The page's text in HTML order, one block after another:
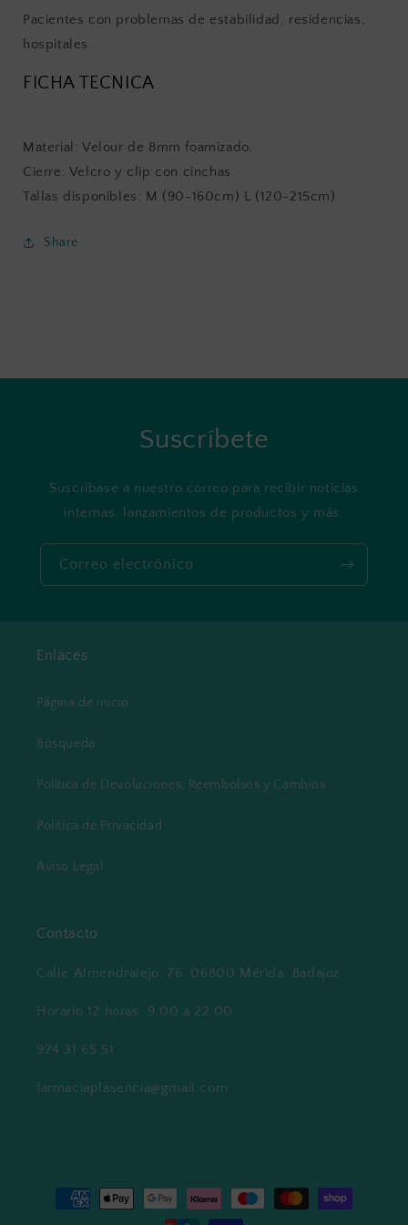
Pacientes con problemas de estabilidad, residencias,
hospitales.
FICHA TECNICA
Material: Velour de 8mm foamizado.
Cierre: Velcro y clip con cinchas.
Tallas disponibles: M (90-160cm) L (120-215cm)
Share
Suscríbete
Suscríbase a nuestro correo para recibir noticias
internas, lanzamientos de productos y más.
Correo electrónico
Enlaces
Página de inicio
Búsqueda
Política de Devoluciones, Reembolsos y Cambios
Política de Privacidad
Aviso Legal
Contacto
Calle Almendralejo, 76, 06800 Mérida, Badajoz
Horario 12 horas: 9.00 a 22.00
924 31 65 51
farmaciaplasencia@gmail.com
Formas